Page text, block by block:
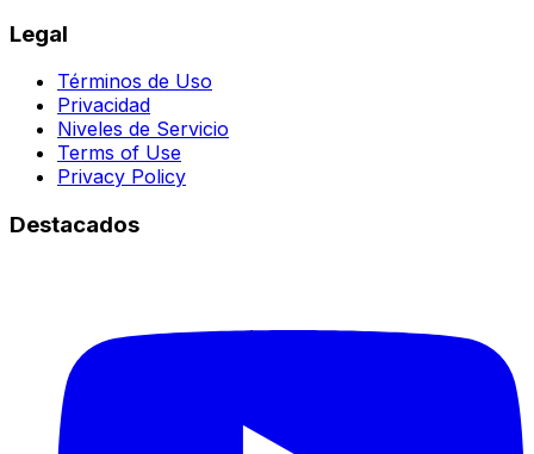
Legal
Términos de Uso
Privacidad
Niveles de Servicio
Terms of Use
Privacy Policy
Destacados